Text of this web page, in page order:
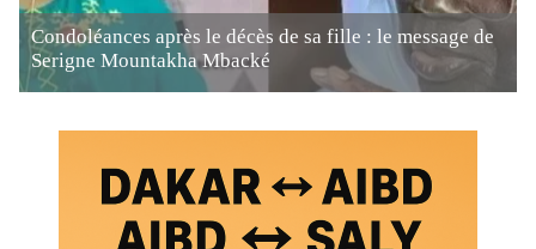
Condoléances après le décès de sa fille : le message de
Serigne Mountakha Mbacké